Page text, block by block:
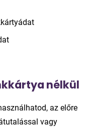
nélkül
az előre
vagy